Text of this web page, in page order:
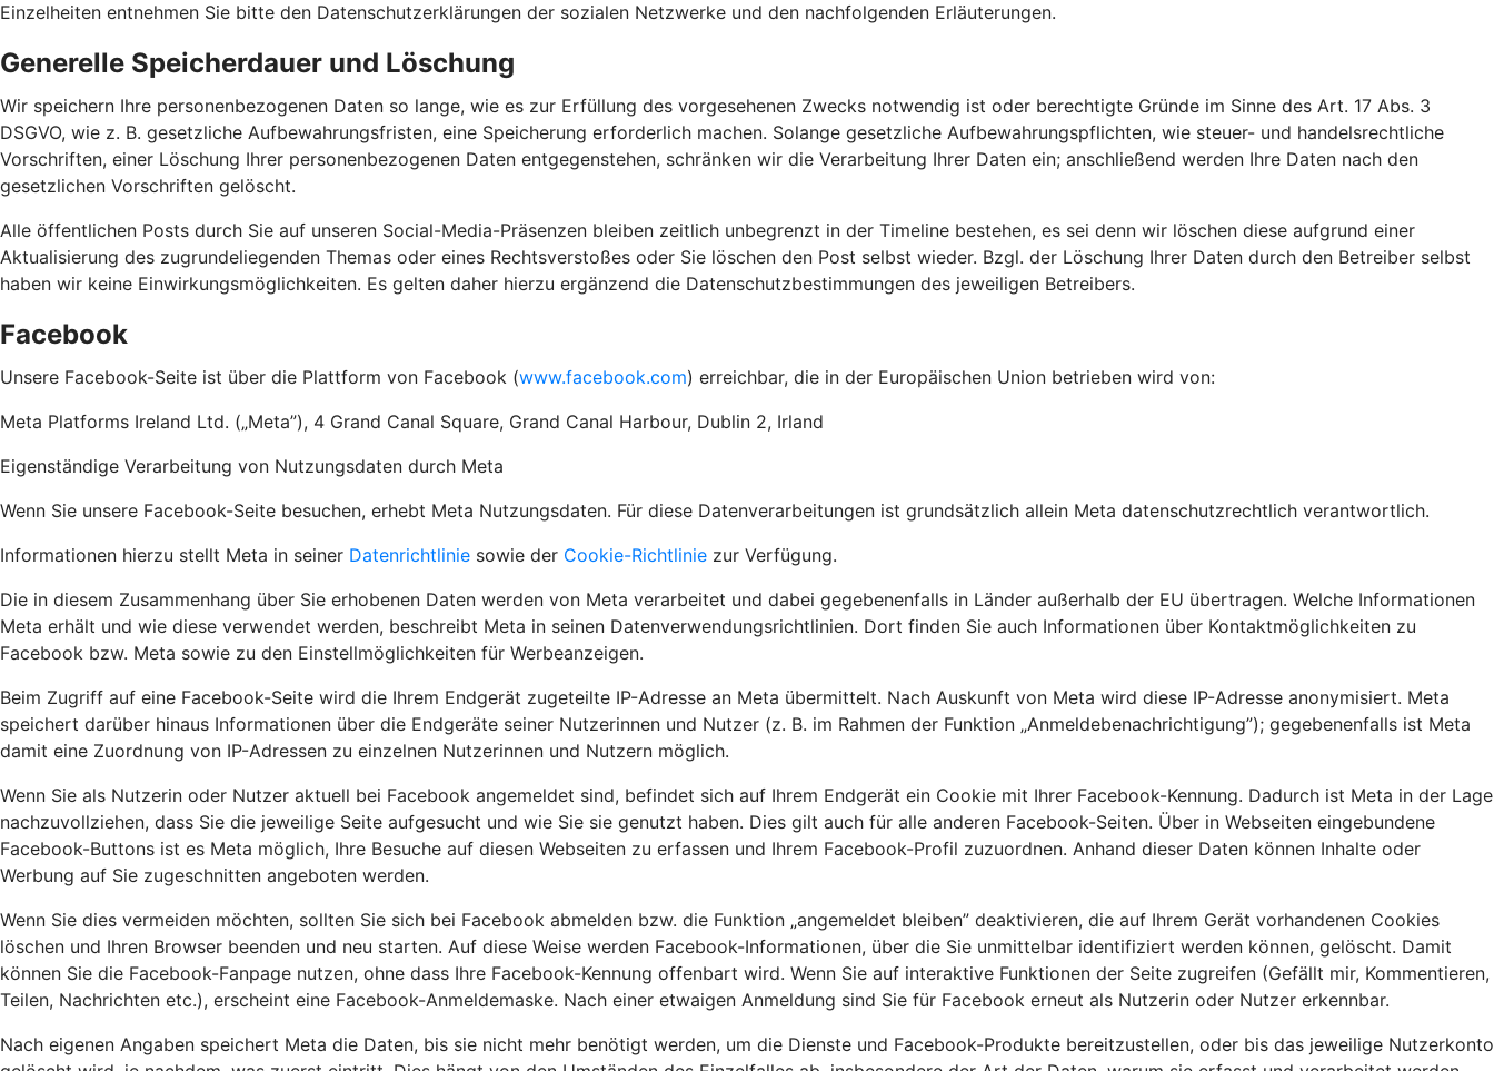
Einzelheiten entnehmen Sie bitte den Datenschutzerklärungen der sozialen Netzwerke und den nachfolgenden Erläuterungen.
Generelle Speicherdauer und Löschung
Wir speichern Ihre personenbezogenen Daten so lange, wie es zur Erfüllung des vorgesehenen Zwecks notwendig ist oder berechtigte Gründe im Sinne des Art. 17 Abs. 3
DSGVO, wie z. B. gesetzliche Aufbewahrungsfristen, eine Speicherung erforderlich machen. Solange gesetzliche Aufbewahrungspflichten, wie steuer- und handelsrechtliche
Vorschriften, einer Löschung Ihrer personenbezogenen Daten entgegenstehen, schränken wir die Verarbeitung Ihrer Daten ein; anschließend werden Ihre Daten nach den
gesetzlichen Vorschriften gelöscht.
Alle öffentlichen Posts durch Sie auf unseren Social-Media-Präsenzen bleiben zeitlich unbegrenzt in der Timeline bestehen, es sei denn wir löschen diese aufgrund einer
Aktualisierung des zugrundeliegenden Themas oder eines Rechtsverstoßes oder Sie löschen den Post selbst wieder. Bzgl. der Löschung Ihrer Daten durch den Betreiber selbst
haben wir keine Einwirkungsmöglichkeiten. Es gelten daher hierzu ergänzend die Datenschutzbestimmungen des jeweiligen Betreibers.
Facebook
Unsere Facebook-Seite ist über die Plattform von Facebook (www.facebook.com) erreichbar, die in der Europäischen Union betrieben wird von:
Meta Platforms Ireland Ltd. („Meta”), 4 Grand Canal Square, Grand Canal Harbour, Dublin 2, Irland
Eigenständige Verarbeitung von Nutzungsdaten durch Meta
Wenn Sie unsere Facebook-Seite besuchen, erhebt Meta Nutzungsdaten. Für diese Datenverarbeitungen ist grundsätzlich allein Meta datenschutzrechtlich verantwortlich.
Informationen hierzu stellt Meta in seiner Datenrichtlinie sowie der Cookie-Richtlinie zur Verfügung.
Die in diesem Zusammenhang über Sie erhobenen Daten werden von Meta verarbeitet und dabei gegebenenfalls in Länder außerhalb der EU übertragen. Welche Informationen
Meta erhält und wie diese verwendet werden, beschreibt Meta in seinen Datenverwendungsrichtlinien. Dort finden Sie auch Informationen über Kontaktmöglichkeiten zu
Facebook bzw. Meta sowie zu den Einstellmöglichkeiten für Werbeanzeigen.
Beim Zugriff auf eine Facebook-Seite wird die Ihrem Endgerät zugeteilte IP-Adresse an Meta übermittelt. Nach Auskunft von Meta wird diese IP-Adresse anonymisiert. Meta
speichert darüber hinaus Informationen über die Endgeräte seiner Nutzerinnen und Nutzer (z. B. im Rahmen der Funktion „Anmeldebenachrichtigung”); gegebenenfalls ist Meta
damit eine Zuordnung von IP-Adressen zu einzelnen Nutzerinnen und Nutzern möglich.
Wenn Sie als Nutzerin oder Nutzer aktuell bei Facebook angemeldet sind, befindet sich auf Ihrem Endgerät ein Cookie mit Ihrer Facebook-Kennung. Dadurch ist Meta in der Lage
nachzuvollziehen, dass Sie die jeweilige Seite aufgesucht und wie Sie sie genutzt haben. Dies gilt auch für alle anderen Facebook-Seiten. Über in Webseiten eingebundene
Facebook-Buttons ist es Meta möglich, Ihre Besuche auf diesen Webseiten zu erfassen und Ihrem Facebook-Profil zuzuordnen. Anhand dieser Daten können Inhalte oder
Werbung auf Sie zugeschnitten angeboten werden.
Wenn Sie dies vermeiden möchten, sollten Sie sich bei Facebook abmelden bzw. die Funktion „angemeldet bleiben” deaktivieren, die auf Ihrem Gerät vorhandenen Cookies
löschen und Ihren Browser beenden und neu starten. Auf diese Weise werden Facebook-Informationen, über die Sie unmittelbar identifiziert werden können, gelöscht. Damit
können Sie die Facebook-Fanpage nutzen, ohne dass Ihre Facebook-Kennung offenbart wird. Wenn Sie auf interaktive Funktionen der Seite zugreifen (Gefällt mir, Kommentieren,
Teilen, Nachrichten etc.), erscheint eine Facebook-Anmeldemaske. Nach einer etwaigen Anmeldung sind Sie für Facebook erneut als Nutzerin oder Nutzer erkennbar.
Nach eigenen Angaben speichert Meta die Daten, bis sie nicht mehr benötigt werden, um die Dienste und Facebook-Produkte bereitzustellen, oder bis das jeweilige Nutzerkonto